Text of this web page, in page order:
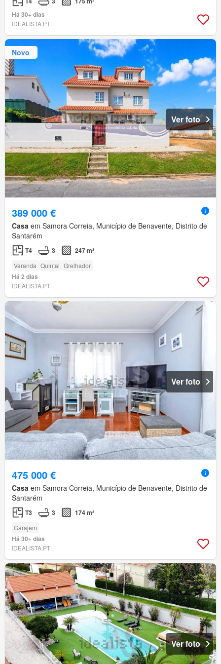
Há 30+ dias
IDEALISTA.PT
Novo
Ver foto
389 000 €
Casa em Samora Correia, Município de Benavente, Distrito de
Santarém
T4 3 247 m²
Varanda Quintal Grelhador
Há 2 dias
IDEALISTA.PT
Ver foto
475 000 €
Casa em Samora Correia, Município de Benavente, Distrito de
Santarém
T3 3 174 m²
Garajem
Há 30+ dias
IDEALISTA.PT
Ver foto